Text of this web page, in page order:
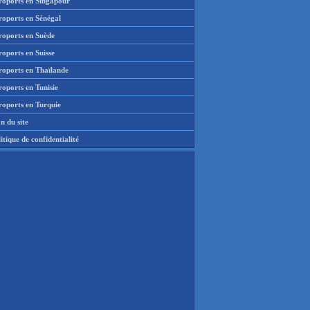
en Sénégal
en Suède
en Suisse
en Thaïlande
en Tunisie
en Turquie
du site
de confidentialité